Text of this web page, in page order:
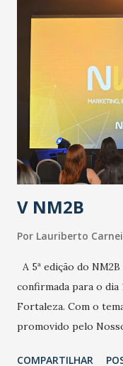
população suspeita e
públicos e
epidemia comum,
aumento de casos de
de uma epidemia
contaminação maior
secretário. Segundo
contaminação alta,
população e ao
estratificação do risco
V NM2B
Por Lauriberto
A 5ª edição do
confirmada para o dia
Fortaleza. Com o
promovido pelo
COMPARTILHAR